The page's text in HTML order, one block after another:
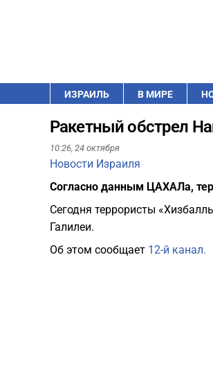
ИЗРАИЛЬ В МИРЕ
Ракетный обстрел
10:26, 24 октября
Новости Израиля
Согласно данным ЦАХАЛа,
Сегодня террористы
Галилеи.
Об этом сообщает 12-й канал.